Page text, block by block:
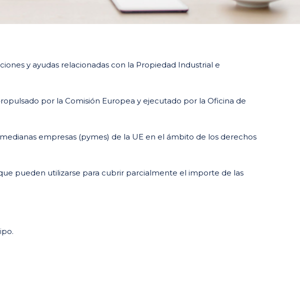
y ayudas relacionadas con la Propiedad Industrial e
por la Comisión Europea y ejecutado por la Oficina de
empresas (pymes) de la UE en el ámbito de los derechos
pueden utilizarse para cubrir parcialmente el importe de las